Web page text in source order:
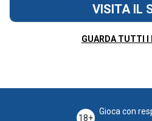
VISITA IL
GUARDA TUTTI I
18+
Gioca con